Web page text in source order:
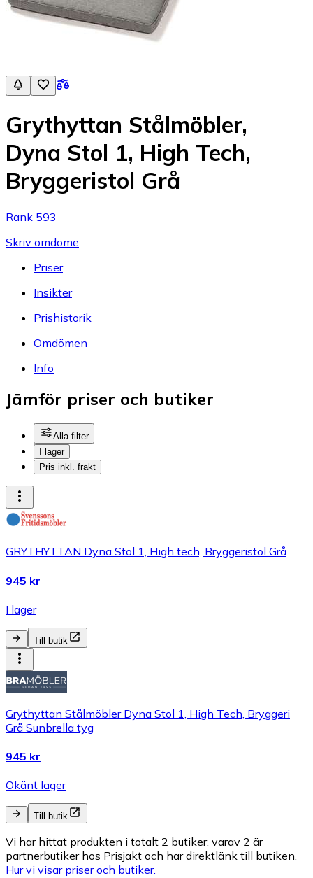
Grythyttan Stålmöbler,
Dyna Stol 1, High Tech,
Bryggeristol Grå
Rank 593
Skriv omdöme
Priser
Insikter
Prishistorik
Omdömen
Info
Jämför priser och butiker
Alla filter
I lager
Pris inkl. frakt
GRYTHYTTAN Dyna Stol 1, High tech, Bryggeristol Grå
945 kr
I lager
Till butik
Grythyttan Stålmöbler Dyna Stol 1, High Tech, Bryggeri
Grå Sunbrella tyg
945 kr
Okänt lager
Till butik
Vi har hittat produkten i totalt 2 butiker, varav 2 är
partnerbutiker hos Prisjakt och har direktlänk till butiken.
Hur vi visar priser och butiker.